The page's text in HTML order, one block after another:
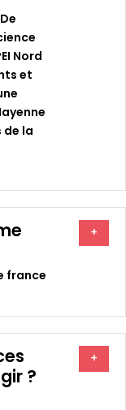
Nord
et
de la
france
+
?
+